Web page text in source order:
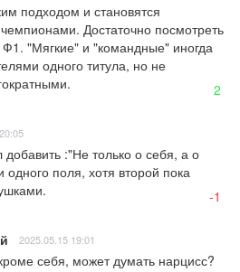
подходом и становятся
Достаточно посмотреть
"Мягкие" и "командные" иногда
одного титула, но не
2
:"Не только о себя, а о
одного поля, хотя второй пока
-1
2025.05.15 19:01
себя, может думать нарцисс?